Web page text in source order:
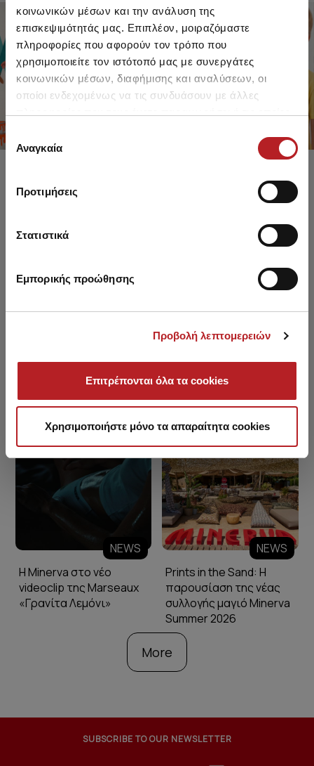
κοινωνικών μέσων και την ανάλυση της
επισκεψιμότητάς μας. Επιπλέον, μοιραζόμαστε
πληροφορίες που αφορούν τον τρόπο που
χρησιμοποιείτε τον ιστότοπό μας με συνεργάτες
κοινωνικών μέσων, διαφήμισης και αναλύσεων, οι
οποίοι ενδεχομένως να τις συνδυάσουν με άλλες
των υπηρεσιών τους.
Επιλογή
συγκατάθεσης
Αναγκαία
Προτιμήσεις
Στατιστικά
Εμπορικής προώθησης
Προβολή λεπτομερειών
Επιτρέπονται όλα τα cookies
Χρησιμοποιήστε μόνο τα απαραίτητα cookies
FOR GIRLS
UP TO -30%
SHOP SALE
FOR BOYS
UP TO -30%
SHOP SALE
Minerva Blog
NEWS
Η Minerva στο νέο
videoclip της Marseaux
«Γρανίτα Λεμόνι»
NEWS
Prints in the Sand: Η
παρουσίαση της νέας
συλλογής μαγιό Minerva
Summer 2026
More
SUBSCRIBE TO OUR NEWSLETTER